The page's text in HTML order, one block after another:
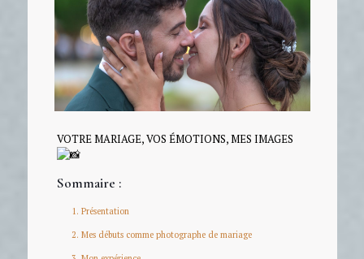
VOTRE MARIAGE, VOS ÉMOTIONS, MES IMAGES
Sommaire :
Présentation
Mes débuts comme photographe de mariage